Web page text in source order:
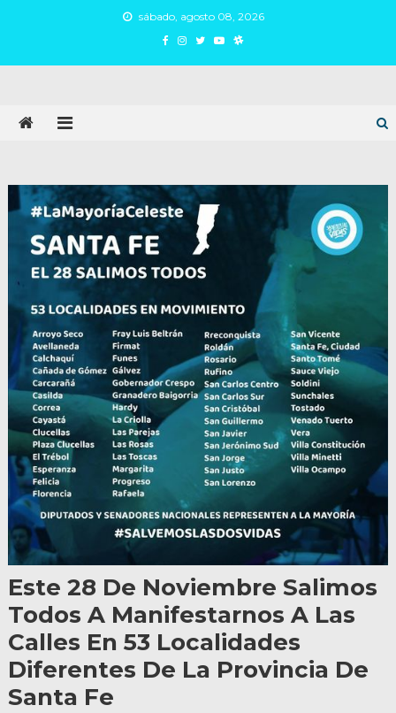
sábado, agosto 08, 2026
Este 28 De Noviembre Salimos
Todos A Manifestarnos A Las
Calles En 53 Localidades
Diferentes De La Provincia De
Santa Fe